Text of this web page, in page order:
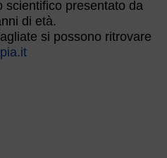
scientifico presentato da
di età.
si possono ritrovare